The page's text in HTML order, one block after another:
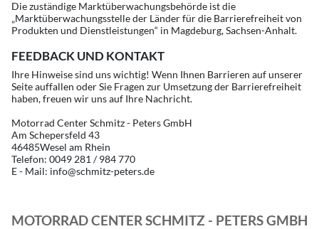
Die zuständige Marktüberwachungsbehörde ist die
„Marktüberwachungsstelle der Länder für die Barrierefreiheit von
Produkten und Dienstleistungen“ in Magdeburg, Sachsen-Anhalt.
FEEDBACK UND KONTAKT
Ihre Hinweise sind uns wichtig! Wenn Ihnen Barrieren auf unserer
Seite auffallen oder Sie Fragen zur Umsetzung der Barrierefreiheit
haben, freuen wir uns auf Ihre Nachricht.
Motorrad Center Schmitz - Peters GmbH
Am Schepersfeld 43
46485Wesel am Rhein
Telefon: 0049 281 / 984 770
E - Mail: info@schmitz-peters.de
MOTORRAD CENTER SCHMITZ - PETERS GMBH